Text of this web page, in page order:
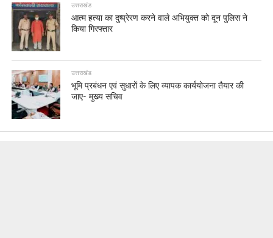
उत्तराखंड
आत्म हत्या का दुष्प्रेरण करने वाले अभियुक्त को दून पुलिस ने
किया गिरफ्तार
उत्तराखंड
भूमि प्रबंधन एवं सुधारों के लिए व्यापक कार्ययोजना तैयार की
जाए- मुख्य सचिव